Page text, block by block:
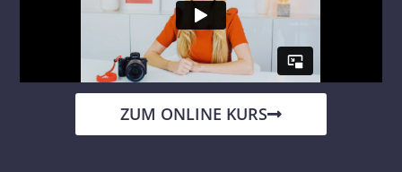
ZUM ONLINE KURS